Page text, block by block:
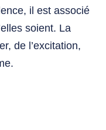
il est associé
soient. La
de l’excitation,